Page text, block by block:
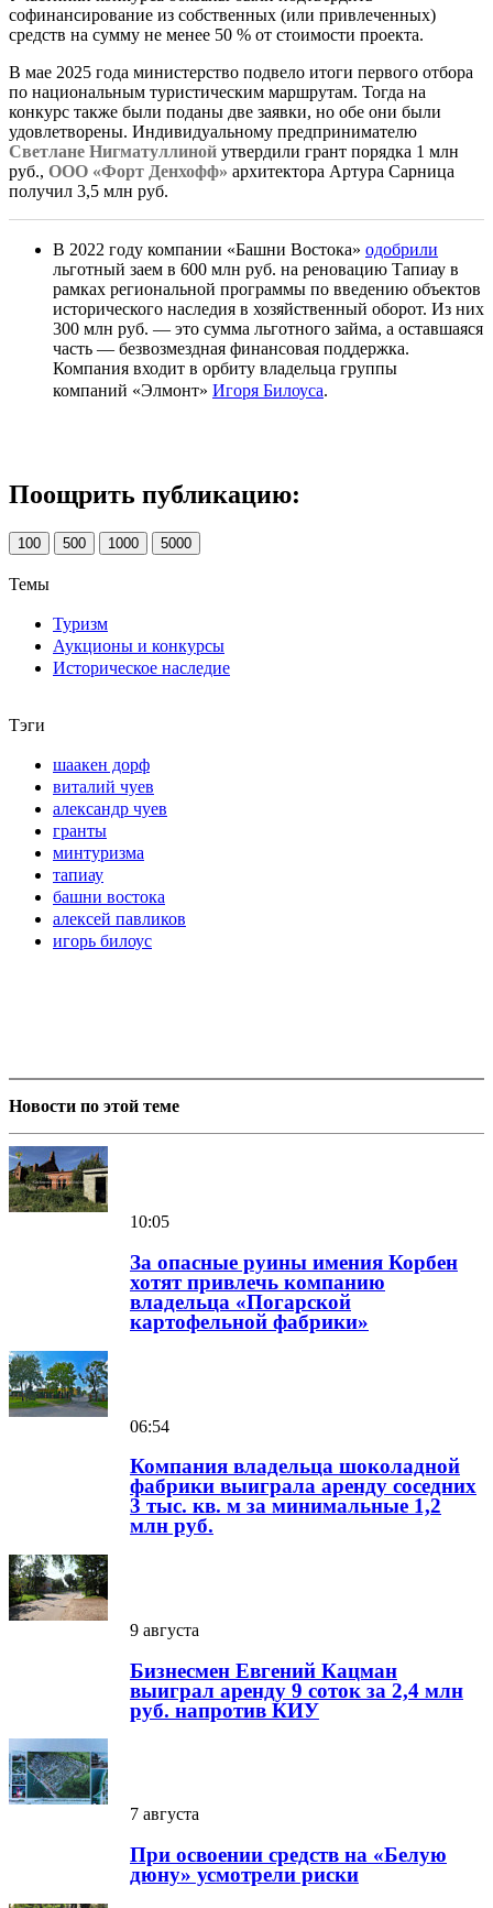
софинансирование из собственных (или привлеченных)
средств на сумму не менее 50 % от стоимости проекта.
В мае 2025 года министерство подвело итоги первого отбора
по национальным туристическим маршрутам. Тогда на
конкурс также были поданы две заявки, но обе они были
удовлетворены. Индивидуальному предпринимателю
Светлане Нигматуллиной утвердили грант порядка 1 млн
руб., ООО «Форт Денхофф» архитектора Артура Сарница
получил 3,5 млн руб.
В 2022 году компании «Башни Востока» одобрили
льготный заем в 600 млн руб. на реновацию Тапиау в
рамках региональной программы по введению объектов
исторического наследия в хозяйственный оборот. Из них
300 млн руб. — это сумма льготного займа, а оставшаяся
часть — безвозмездная финансовая поддержка.
Компания входит в орбиту владельца группы
компаний «Элмонт» Игоря Билоуса.
Поощрить публикацию:
100 500 1000 5000
Темы
Туризм
Аукционы и конкурсы
Историческое наследие
Тэги
шаакен дорф
виталий чуев
александр чуев
гранты
минтуризма
тапиау
башни востока
алексей павликов
игорь билоус
Новости по этой теме
10:05
За опасные руины имения Корбен
хотят привлечь компанию
владельца «Погарской
картофельной фабрики»
06:54
Компания владельца шоколадной
фабрики выиграла аренду соседних
3 тыс. кв. м за минимальные 1,2
млн руб.
9 августа
Бизнесмен Евгений Кацман
выиграл аренду 9 соток за 2,4 млн
руб. напротив КИУ
7 августа
При освоении средств на «Белую
дюну» усмотрели риски